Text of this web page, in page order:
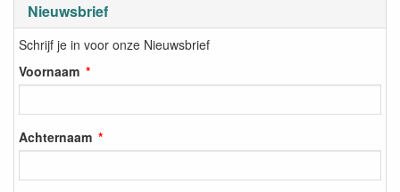
Nieuwsbrief
Schrijf je in voor onze Nieuwsbrief
Voornaam
Achternaam